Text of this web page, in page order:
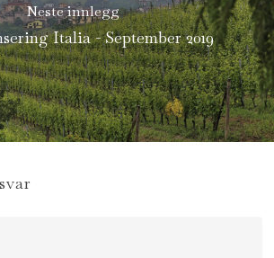
Neste innlegg
Italia - September 2019